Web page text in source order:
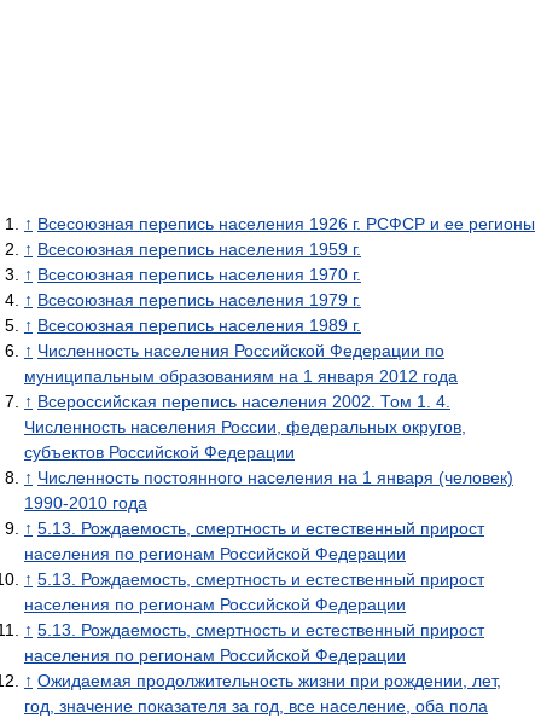
↑ Всесоюзная перепись населения 1926 г. РСФСР и ее регионы
↑ Всесоюзная перепись населения 1959 г.
↑ Всесоюзная перепись населения 1970 г.
↑ Всесоюзная перепись населения 1979 г.
↑ Всесоюзная перепись населения 1989 г.
↑ Численность населения Российской Федерации по
муниципальным образованиям на 1 января 2012 года
↑ Всероссийская перепись населения 2002. Том 1. 4.
Численность населения России, федеральных округов,
субъектов Российской Федерации
↑ Численность постоянного населения на 1 января (человек)
1990-2010 года
↑ 5.13. Рождаемость, смертность и естественный прирост
населения по регионам Российской Федерации
↑ 5.13. Рождаемость, смертность и естественный прирост
населения по регионам Российской Федерации
↑ 5.13. Рождаемость, смертность и естественный прирост
населения по регионам Российской Федерации
↑ Ожидаемая продолжительность жизни при рождении, лет,
год, значение показателя за год, все население, оба пола